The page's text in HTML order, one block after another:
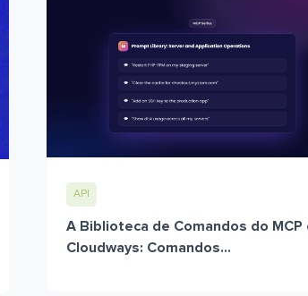
API
A Biblioteca de Comandos do MCP
Cloudways: Comandos...